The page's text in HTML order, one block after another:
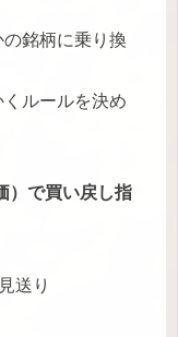
銘柄に乗り換
ルールを決め
）で買い戻し指
送り